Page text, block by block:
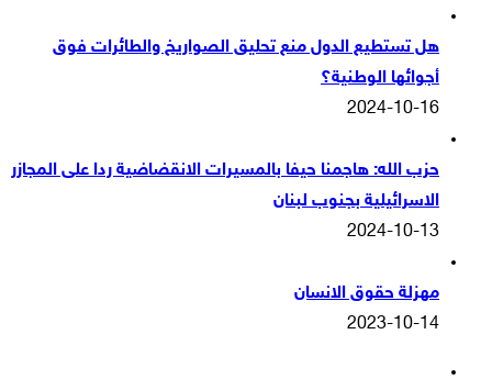
هل تستطيع الدول منع تحليق الصواريخ والطائرات فوق
أجوائها الوطنية؟
2024-10-16
حزب الله: هاجمنا حيفا بالمسيرات الانقضاضية ردا على المجازر
الاسرائيلية بجنوب لبنان
2024-10-13
مهزلة حقوق الانسان
2023-10-14